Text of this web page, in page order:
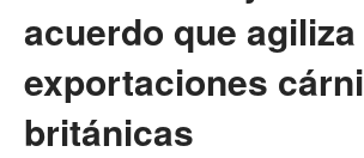
acuerdo que agiliza
exportaciones
británicas